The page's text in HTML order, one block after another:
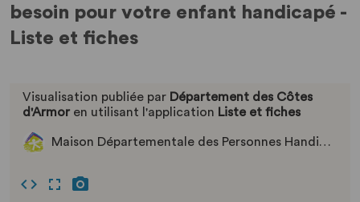
besoin pour votre enfant handicapé -
Liste et fiches
Visualisation publiée par Département des Côtes
d'Armor en utilisant l'application Liste et fiches
Maison Départementale des Personnes Handicapées